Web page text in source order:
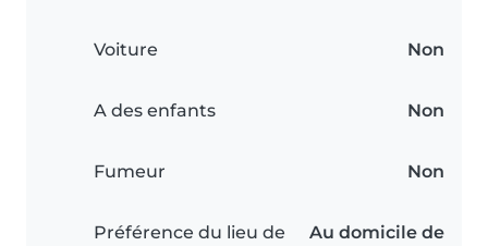
Voiture Non
A des enfants Non
Fumeur Non
Préférence du lieu de
Au domicile de